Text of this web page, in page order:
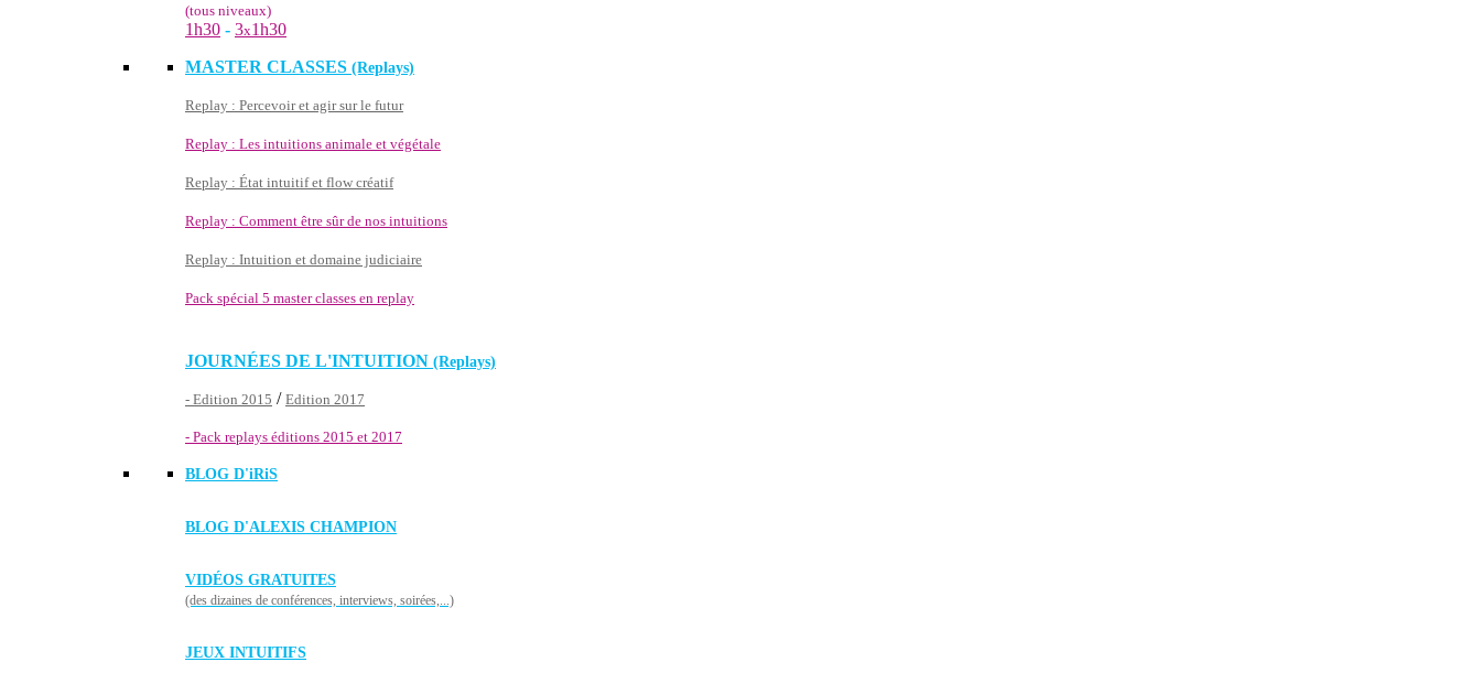
(tous niveaux)
1h30 - 3x1h30
MASTER CLASSES (Replays)
Replay : Percevoir et agir sur le futur
Replay : Les intuitions animale et végétale
Replay : État intuitif et flow créatif
Replay : Comment être sûr de nos intuitions
Replay : Intuition et domaine judiciaire
Pack spécial 5 master classes en replay
JOURNÉES DE L'INTUITION (Replays)
- Edition 2015 / Edition 2017
- Pack replays éditions 2015 et 2017
BLOG D'iRiS
BLOG D'ALEXIS CHAMPION
VIDÉOS GRATUITES
(des dizaines de conférences, interviews, soirées,...)
JEUX INTUITIFS